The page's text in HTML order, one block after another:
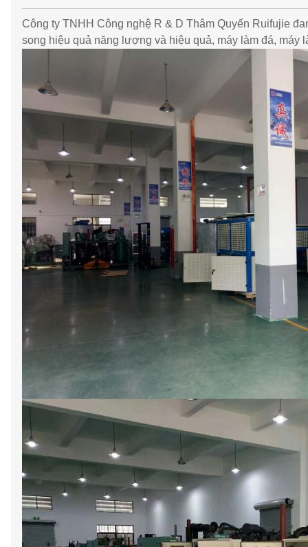
Công ty TNHH Công nghệ R & D Thâm Quyến Ruifujie
song hiệu quả năng lượng và hiệu quả, máy làm đá, máy